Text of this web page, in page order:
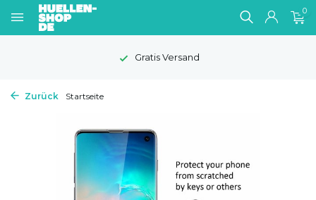
0
Gratis Versand
Zurück Startseite